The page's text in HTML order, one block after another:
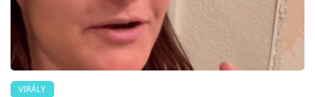
VIRÁLY